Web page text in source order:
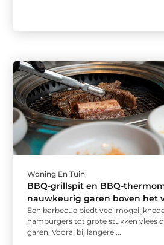
Woning En Tuin
BBQ-grillspit en BBQ-
nauwkeurig garen boven het
Een barbecue biedt veel
hamburgers tot grote stukken vlees
garen. Vooral bij langere ...